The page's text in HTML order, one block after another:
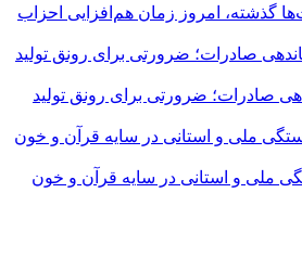
گذشته، امروز زمان هم‌افزایی احزاب
صادرات؛ ضرورتی برای رونق تولید
ملی و استانی در سایه قرآن و خون